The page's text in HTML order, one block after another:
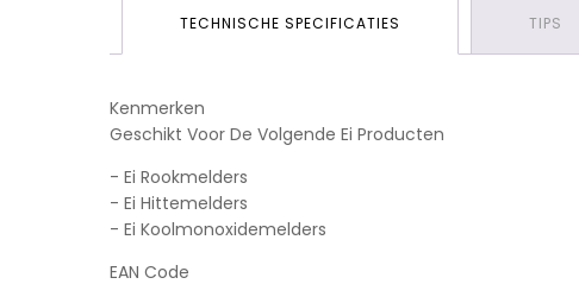
TECHNISCHE SPECIFICATIES TIPS
Kenmerken
Geschikt Voor De Volgende Ei Producten
- Ei Rookmelders
- Ei Hittemelders
- Ei Koolmonoxidemelders
EAN Code